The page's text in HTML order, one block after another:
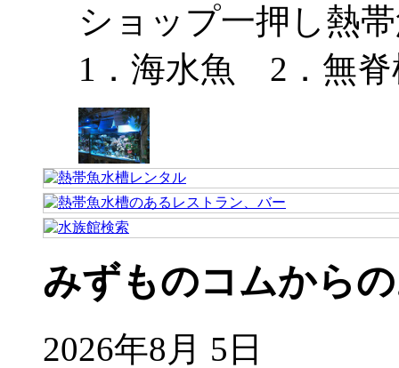
ショップ一押し熱
1．海水魚 2．無脊
みずものコムから
2026年8月 5日